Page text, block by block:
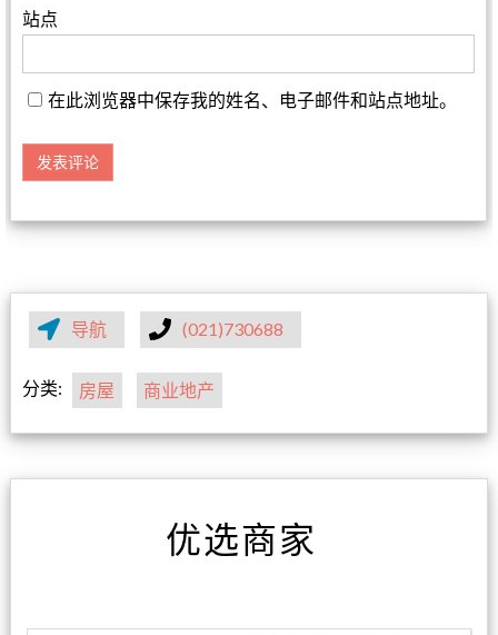
站点
在此浏览器中保存我的姓名、电子邮件和站点地址。
导航 (021)730688
分类: 房屋 商业地产
优选商家